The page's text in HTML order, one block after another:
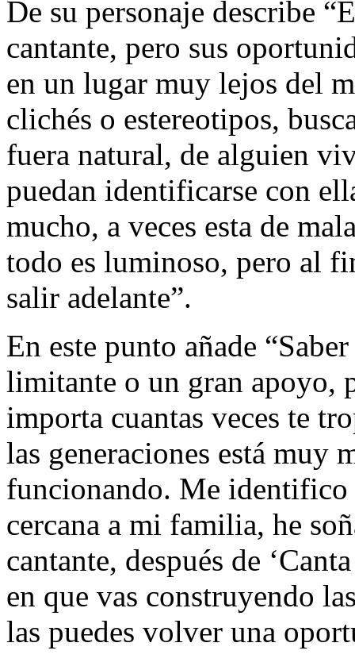
De su personaje describe
cantante, pero sus
en un lugar muy lejos del
clichés o estereotipos,
fuera natural, de alguien
puedan identificarse con
mucho, a veces esta de
todo es luminoso, pero al
salir adelante”.
En este punto añade
limitante o un gran apoyo,
importa cuantas veces te
las generaciones está muy
funcionando. Me
cercana a mi familia, he
cantante, después de
en que vas construyendo
las puedes volver una